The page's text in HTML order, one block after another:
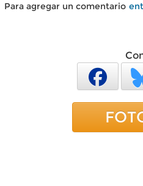
Para agregar un comentario